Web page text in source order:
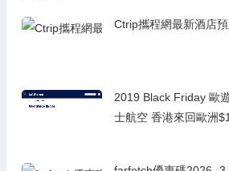
Ctrip攜程網最新酒店
2019 Black Friday 歐
士航空 香港來回歐洲